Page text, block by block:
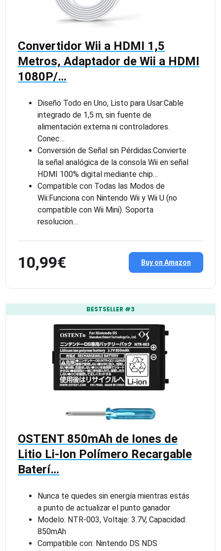
Convertidor Wii a HDMI 1,5
Metros, Adaptador de Wii a HDMI
1080P/…
Diseño Todo en Uno, Listo para Usar:Cable
integrado de 1,5 m, sin fuente de
alimentación externa ni controladores.
Conec…
Conversión de Señal sin Pérdidas:Convierte
la señal analógica de la consola Wii en señal
HDMI 100% digital mediante chip…
Compatible con Todas las Modos de
Wii:Funciona con Nintendo Wii y Wii U (no
compatible con Wii Mini). Soporta
resolucion…
10,99€ Buy on Amazon
BESTSELLER #3
OSTENT 850mAh de Iones de
Litio Li-Ion Polímero Recargable
Baterí…
Nunca te quedes sin energía mientras estás
a punto de actualizar el punto ganador
Modelo: NTR-003, Voltaje: 3.7V, Capacidad:
850mAh
Compatible con: Nintendo DS NDS